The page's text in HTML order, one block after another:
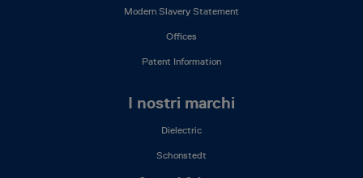
Modern Slavery Statement
Offices
Patent Information
I nostri marchi
Dielectric
Schonstedt